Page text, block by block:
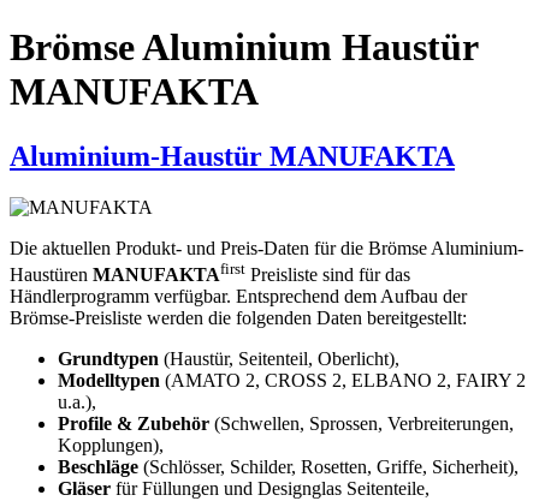
Brömse Aluminium Haustür
MANUFAKTA
Aluminium-Haustür MANUFAKTA
Die aktuellen Produkt- und Preis-Daten für die Brömse Aluminium-
Haustüren MANUFAKTAfirst Preisliste sind für das
Händlerprogramm verfügbar. Entsprechend dem Aufbau der
Brömse-Preisliste werden die folgenden Daten bereitgestellt:
Grundtypen (Haustür, Seitenteil, Oberlicht),
Modelltypen (AMATO 2, CROSS 2, ELBANO 2, FAIRY 2
u.a.),
Profile & Zubehör (Schwellen, Sprossen, Verbreiterungen,
Kopplungen),
Beschläge (Schlösser, Schilder, Rosetten, Griffe, Sicherheit),
Gläser für Füllungen und Designglas Seitenteile,